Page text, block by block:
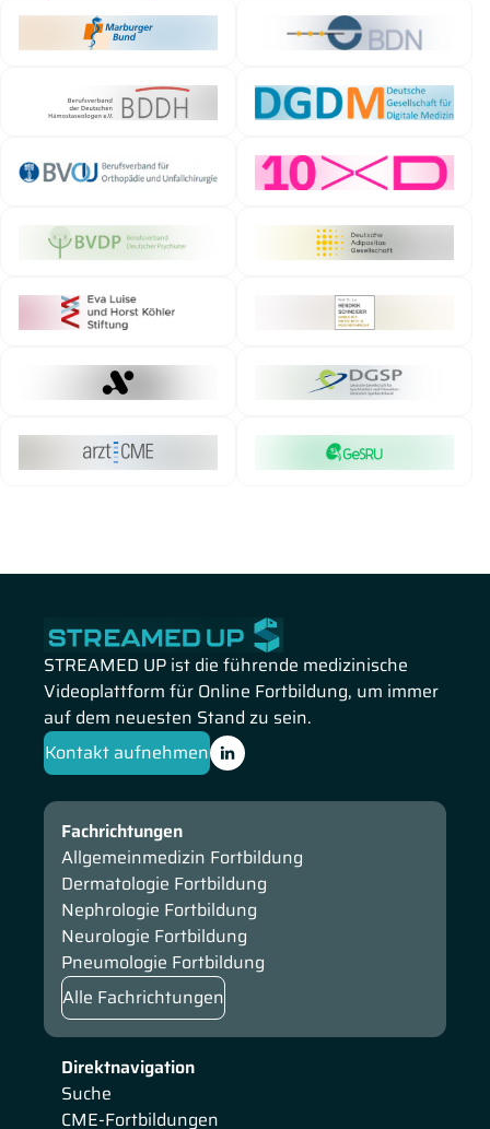
STREAMED UP ist die führende medizinische
Videoplattform für Online Fortbildung, um immer
auf dem neuesten Stand zu sein.
Kontakt aufnehmen
Direktnavigation
Suche
CME-Fortbildungen
Fachrichtungen
Allgemeinmedizin Fortbildung
Dermatologie Fortbildung
Nephrologie Fortbildung
Neurologie Fortbildung
Pneumologie Fortbildung
Alle Fachrichtungen